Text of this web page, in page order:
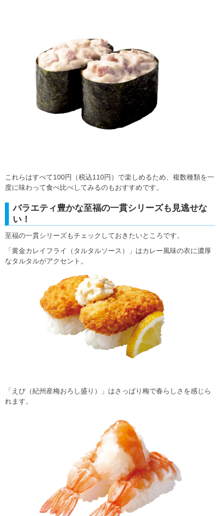
これらはすべて100円（税込110円）で楽しめるため、複数種類を一
度に味わって食べ比べしてみるのもおすすめです。
バラエティ豊かな至福の一貫シリーズも見逃せな
い！
至福の一貫シリーズもチェックしておきたいところです。
「黄金カレイフライ（タルタルソース）」はカレー風味の衣に濃厚
なタルタルがアクセント。
「えび（紀州産梅おろし盛り）」はさっぱり梅で春らしさを感じら
れます。